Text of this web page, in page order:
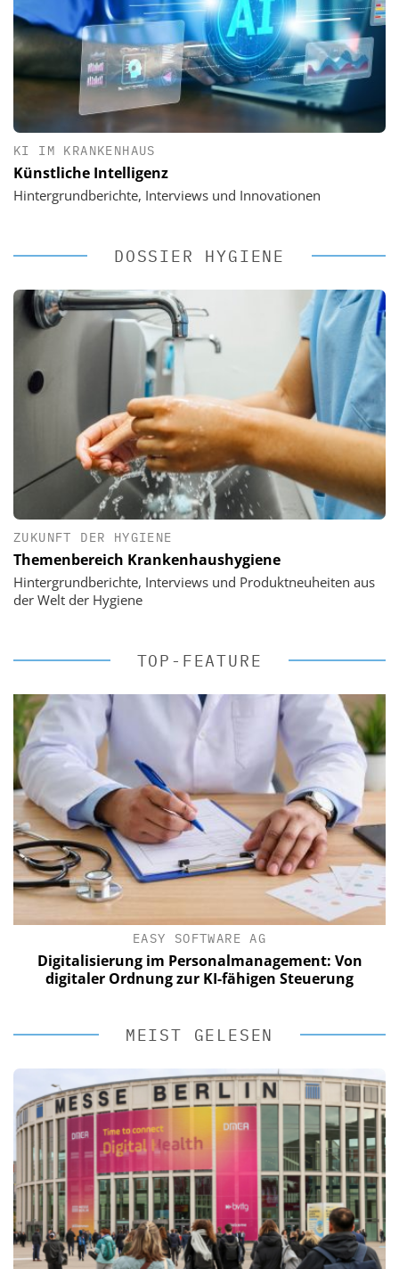
KI IM KRANKENHAUS
Künstliche Intelligenz
Hintergrundberichte, Interviews und Innovationen
DOSSIER HYGIENE
ZUKUNFT DER HYGIENE
Themenbereich Krankenhaushygiene
Hintergrundberichte, Interviews und Produktneuheiten aus
der Welt der Hygiene
TOP-FEATURE
EASY SOFTWARE AG
Digitalisierung im Personalmanagement: Von
digitaler Ordnung zur KI-fähigen Steuerung
MEIST GELESEN